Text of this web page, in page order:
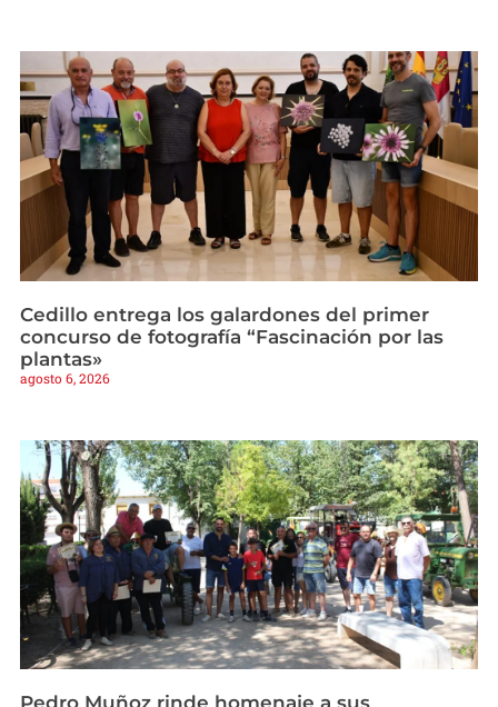
Cedillo entrega los galardones del primer
concurso de fotografía “Fascinación por las
plantas»
agosto 6, 2026
Pedro Muñoz rinde homenaje a sus